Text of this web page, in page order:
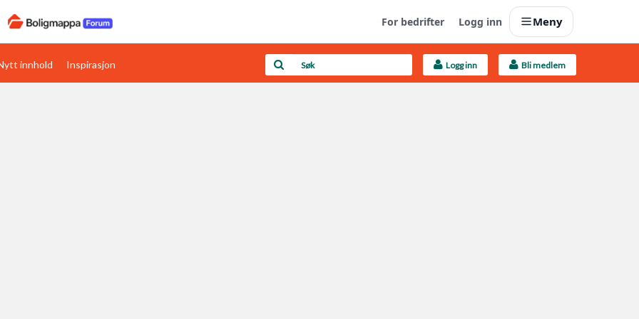
For bedrifter Logg inn Meny
Boligens papirer Last opp selv
innhold Inspirasjon Logg inn Bli medlem